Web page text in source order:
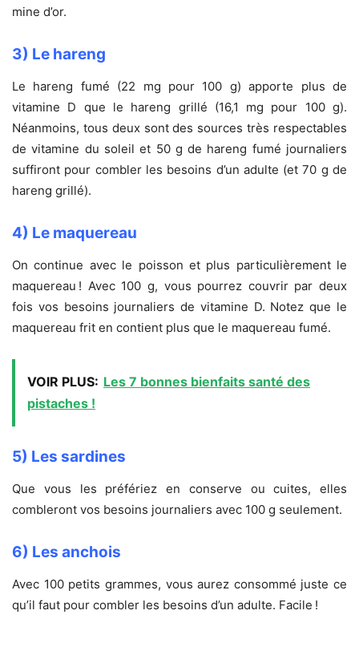
mine d’or.
3) Le hareng
Le hareng fumé (22 mg pour 100 g) apporte plus de
vitamine D que le hareng grillé (16,1 mg pour 100 g).
Néanmoins, tous deux sont des sources très respectables
de vitamine du soleil et 50 g de hareng fumé journaliers
suffiront pour combler les besoins d’un adulte (et 70 g de
hareng grillé).
4) Le maquereau
On continue avec le poisson et plus particulièrement le
maquereau ! Avec 100 g, vous pourrez couvrir par deux
fois vos besoins journaliers de vitamine D. Notez que le
maquereau frit en contient plus que le maquereau fumé.
VOIR PLUS: Les 7 bonnes bienfaits santé des
pistaches !
5) Les sardines
Que vous les préfériez en conserve ou cuites, elles
combleront vos besoins journaliers avec 100 g seulement.
6) Les anchois
Avec 100 petits grammes, vous aurez consommé juste ce
qu’il faut pour combler les besoins d’un adulte. Facile !